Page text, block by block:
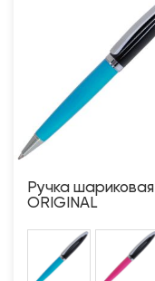
Ручка шариковая
ORIGINAL